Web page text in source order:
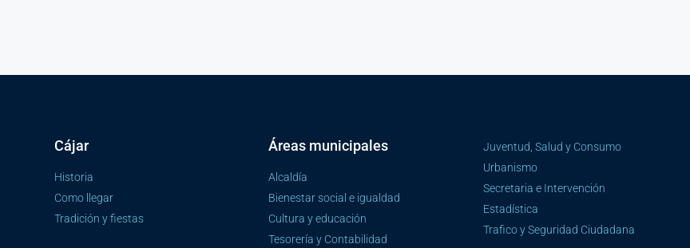
Cájar
Historia
Como llegar
Tradición y fiestas
Áreas municipales
Alcaldía
Bienestar social e igualdad
Cultura y educación
Tesorería y Contabilidad
Juventud, Salud y Consumo
Urbanismo
Secretaria e Intervención
Estadística
Trafico y Seguridad Ciudadana